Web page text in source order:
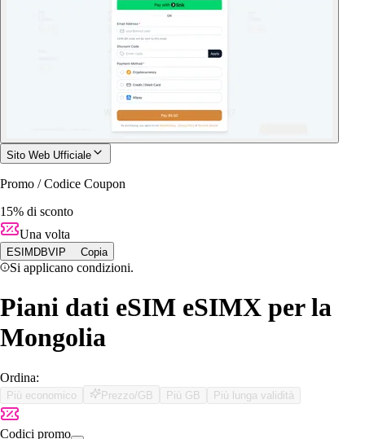
Sito Web Ufficiale
Promo / Codice Coupon
15% di sconto
Una volta
ESIMDBVIP Copia
Si applicano condizioni.
Piani dati eSIM eSIMX per la
Mongolia
Ordina:
Più economico Prezzo/GB Più GB Più lunga validità
Codici promo